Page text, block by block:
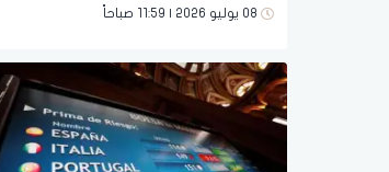
08 يوليو 2026 | 11:59 صباحاً